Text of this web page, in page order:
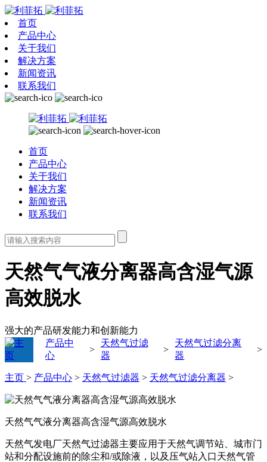
首页
产品中心
关于我们
解决方案
新闻资讯
联系我们
首页
产品中心
关于我们
解决方案
新闻资讯
联系我们
天然气气液分离器高含湿气源
高效脱水
强大的产品研发能力和创新能力
产品中
心
>
天然气过滤
器
>
天然气过滤分离
器
>
主页 > 产品中心 > 天然气过滤器 > 天然气过滤分离器 >
天然气气液分离器高含湿气源高效脱水
天然气发电厂天然气过滤器主要应用于天然气调节站、城市门
站和分配设施前的除尘和/或除液，以及压气站入口天然气管